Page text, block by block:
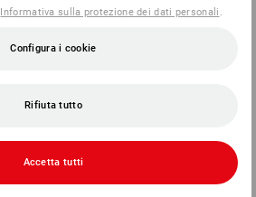
Informativa sulla protezione dei dati personali .
Configura i cookie
Rifiuta tutto
Accetta tutti